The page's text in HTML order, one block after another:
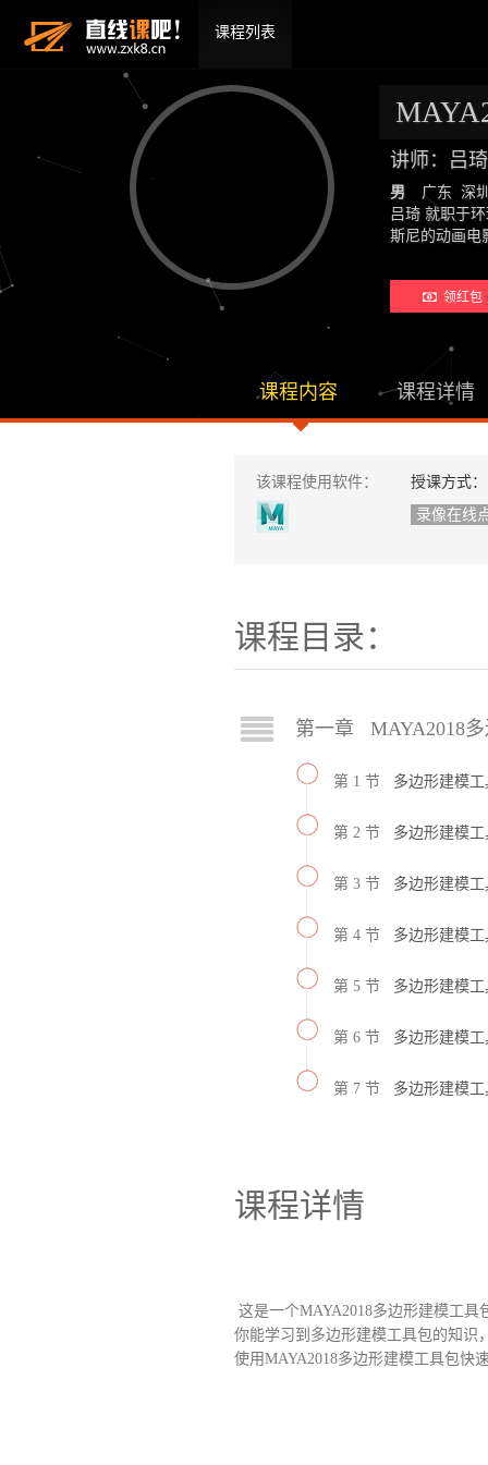
课程列表
讲师：吕
男
广东 深
吕琦 就职于
斯尼的动画
领红包
课程内容 课程详情
该课程使用软件：
授课方式：
录像在线
课程目录：
第一章 MAYA2018
第 1 节 多边形建模
第 2 节 多边形建模
第 3 节 多边形建模
第 4 节 多边形建模
第 5 节 多边形建模
第 6 节 多边形建模
第 7 节 多边形建模
课程详情
这是一个MAYA2018多边形建模工
你能学习到多边形建模工具包的知识
使用MAYA2018多边形建模工具包快